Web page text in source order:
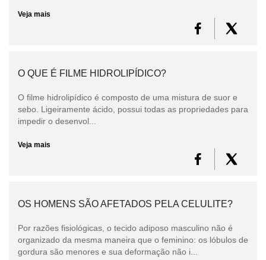
Veja mais
O QUE É FILME HIDROLIPÍDICO?
O filme hidrolipídico é composto de uma mistura de suor e
sebo. Ligeiramente ácido, possui todas as propriedades para
impedir o desenvol...
Veja mais
OS HOMENS SÃO AFETADOS PELA CELULITE?
Por razões fisiológicas, o tecido adiposo masculino não é
organizado da mesma maneira que o feminino: os lóbulos de
gordura são menores e sua deformação não i...